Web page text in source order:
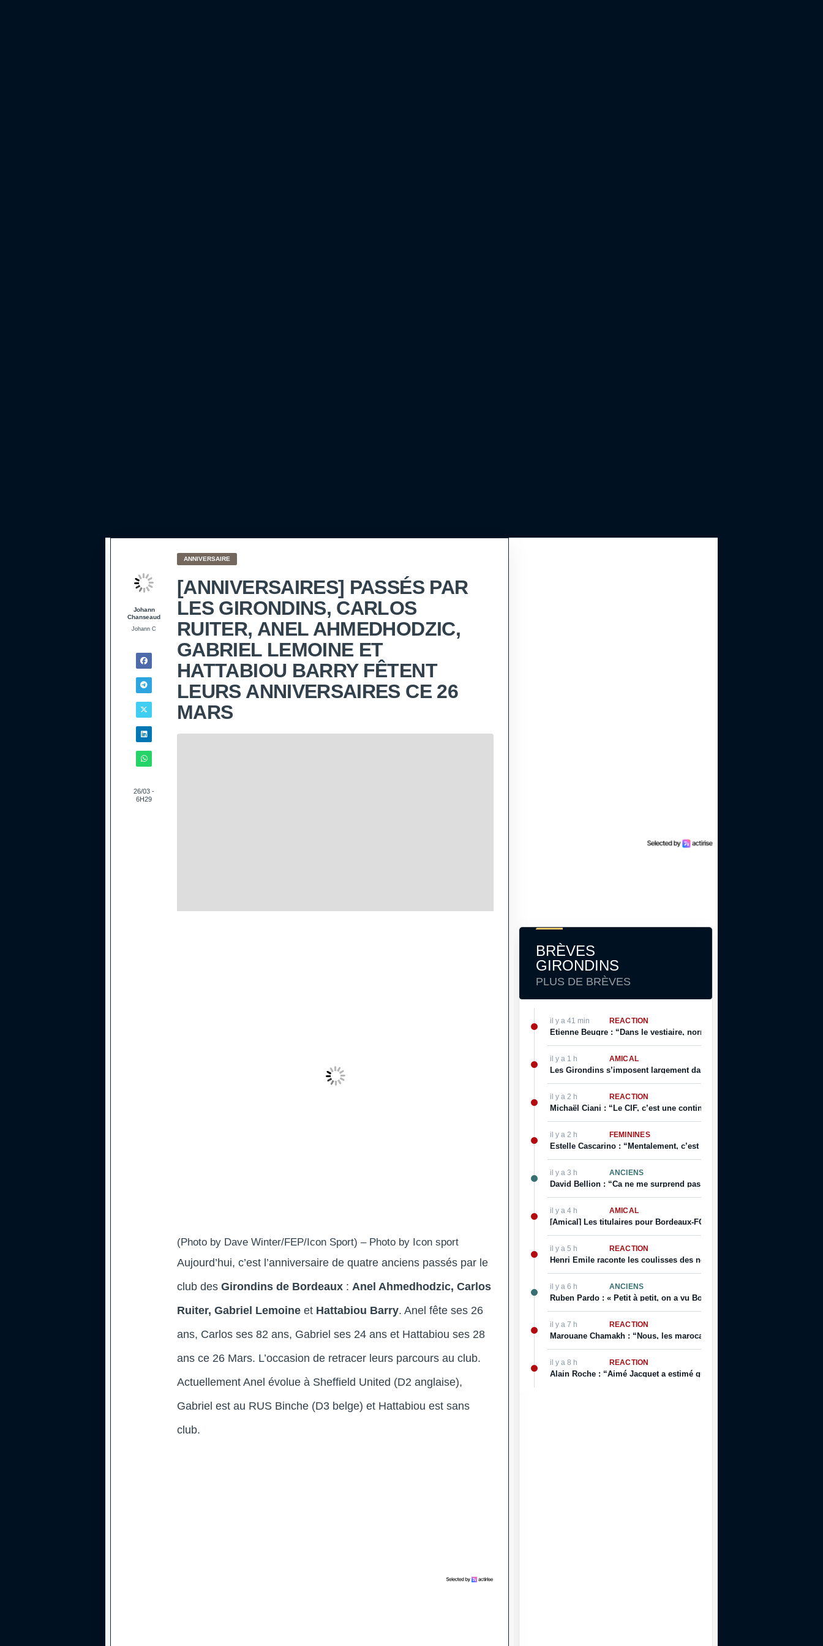
Johann
Chanseaud
Johann C
26/03 -
6H29
ANNIVERSAIRE
[ANNIVERSAIRES] PASSÉS PAR
LES GIRONDINS, CARLOS
RUITER, ANEL AHMEDHODZIC,
GABRIEL LEMOINE ET
HATTABIOU BARRY FÊTENT
LEURS ANNIVERSAIRES CE 26
MARS
(Photo by Dave Winter/FEP/Icon Sport) – Photo by Icon sport
Aujourd’hui, c’est l’anniversaire de quatre anciens passés par le
club des Girondins de Bordeaux : Anel Ahmedhodzic, Carlos
Ruiter, Gabriel Lemoine et Hattabiou Barry. Anel fête ses 26
ans, Carlos ses 82 ans, Gabriel ses 24 ans et Hattabiou ses 28
ans ce 26 Mars. L’occasion de retracer leurs parcours au club.
Actuellement Anel évolue à Sheffield United (D2 anglaise),
Gabriel est au RUS Binche (D3 belge) et Hattabiou est sans
club.
BRÈVES
GIRONDINS
PLUS DE BRÈVES
il y a 41 min RÉACTION
Etienne Beugre : “Dans le vestiaire, normalement, chaque joueur a
il y a 1 h AMICAL
Les Girondins s’imposent largement dans ce deuxième match de
il y a 2 h RÉACTION
Michaël Ciani : “Le CIF, c’est une continuité, et toujours cette fierté
il y a 2 h FÉMININES
Estelle Cascarino : “Mentalement, c’est sûr que je suis plus forte. Je
il y a 3 h ANCIENS
David Bellion : “Ca ne me surprend pas d’avoir gagné des titres d’une
il y a 4 h AMICAL
[Amical] Les titulaires pour Bordeaux-FC Bassin d’Arcachon
il y a 5 h RÉACTION
Henri Emile raconte les coulisses des non-sélections d’Eric Cantona,
il y a 6 h ANCIENS
Ruben Pardo : « Petit à petit, on a vu Bordeaux dériver »
il y a 7 h RÉACTION
Marouane Chamakh : “Nous, les marocains, on a quelque chose de
il y a 8 h RÉACTION
Alain Roche : “Aimé Jacquet a estimé que je n’avais pas le niveau